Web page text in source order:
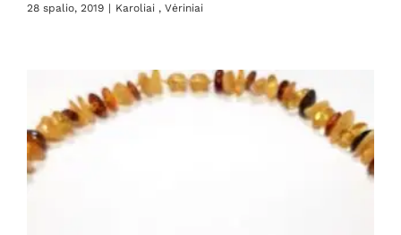
28 spalio, 2019 | Karoliai , Vėriniai